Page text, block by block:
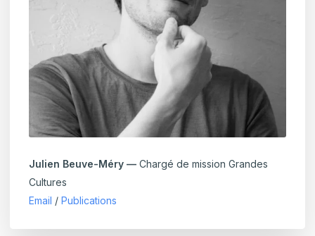
Julien Beuve-Méry —Chargé de mission Grandes
Cultures
Email / Publications